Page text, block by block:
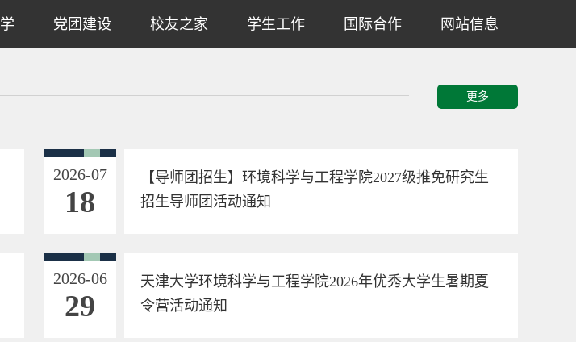
党团建设 校友之家 学生工作 国际合作 网站信息
更多
2026-07
18
【导师团招生】环境科学与工程学院2027级推免研究生
招生导师团活动通知
2026-06
29
天津大学环境科学与工程学院2026年优秀大学生暑期夏
令营活动通知